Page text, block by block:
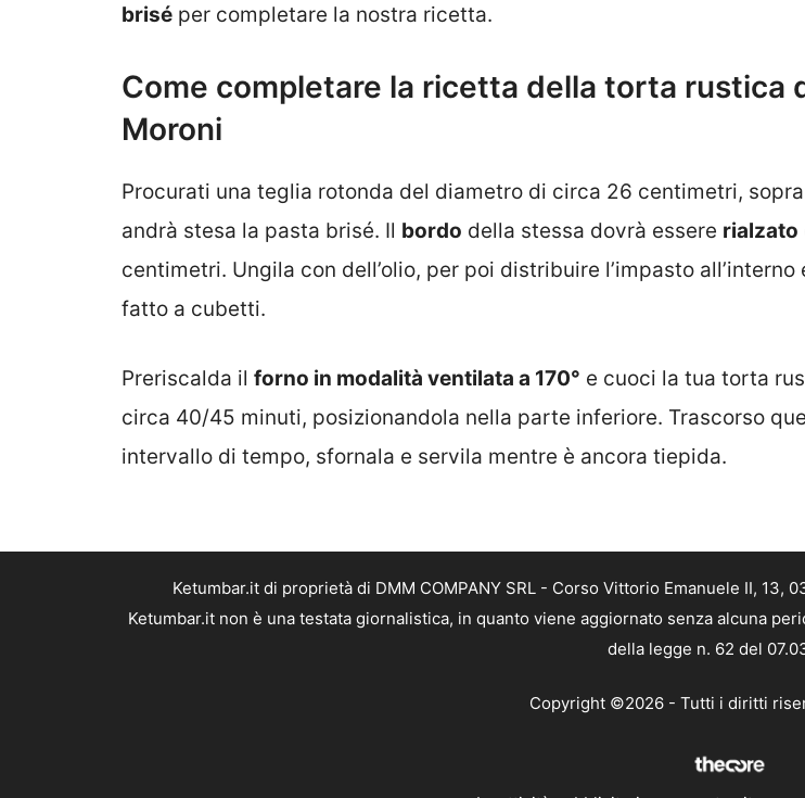
brisé per completare la nostra ricetta.
Come completare la ricetta della torta rustica
Moroni
Procurati una teglia rotonda del diametro di circa 26 centimetri,
andrà stesa la pasta brisé. Il bordo della stessa dovrà essere rialzato
centimetri. Ungila con dell’olio, per poi distribuire l’impasto
fatto a cubetti.
Preriscalda il forno in modalità ventilata a 170° e cuoci la tua torta
circa 40/45 minuti, posizionandola nella parte inferiore. Trascorso
intervallo di tempo, sfornala e servila mentre è ancora tiepida.
Ketumbar.it di proprietà di DMM COMPANY SRL - Corso Vittorio Emanuele II, 13,
Ketumbar.it non è una testata giornalistica, in quanto viene aggiornato senza alcuna
della legge n. 62 del
Copyright ©2026 - Tutti i diritti